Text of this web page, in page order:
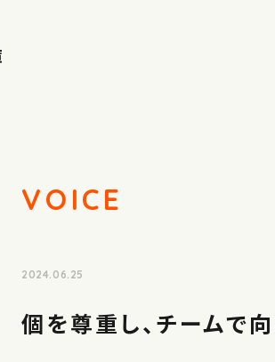
VOICE
2024.06.25
個を尊重し、チームで向